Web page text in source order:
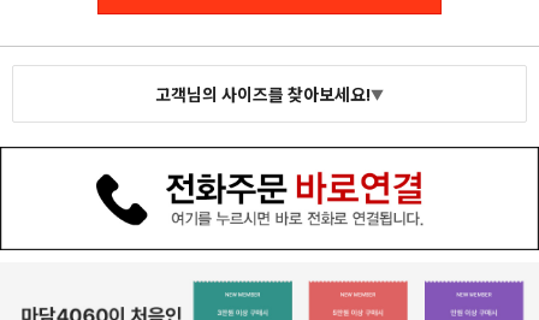
고객님의 사이즈를 찾아보세요!▼